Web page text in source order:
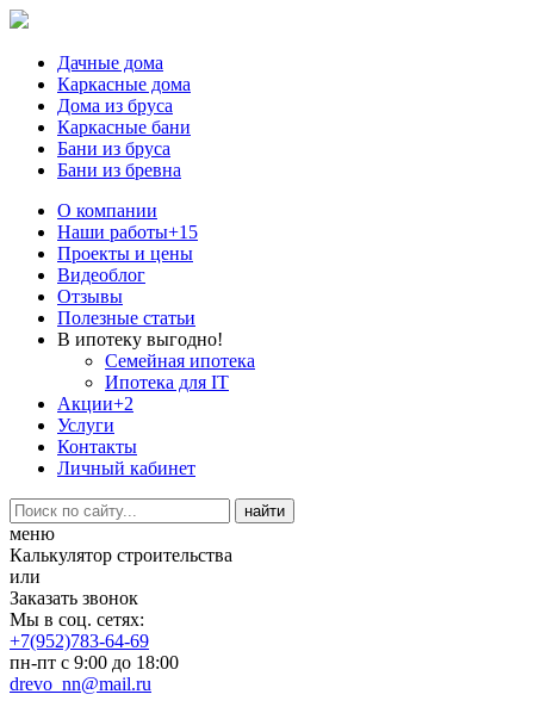
Дачные дома
Каркасные дома
Дома из бруса
Каркасные бани
Бани из бруса
Бани из бревна
О компании
Наши работы+15
Проекты и цены
Видеоблог
Отзывы
Полезные статьи
В ипотеку выгодно!
Семейная ипотека
Ипотека для IT
Акции+2
Услуги
Контакты
Личный кабинет
меню
Калькулятор строительства
или
Заказать звонок
Мы в соц. сетях:
+7(952)783-64-69
пн-пт с 9:00 до 18:00
drevo_nn@mail.ru